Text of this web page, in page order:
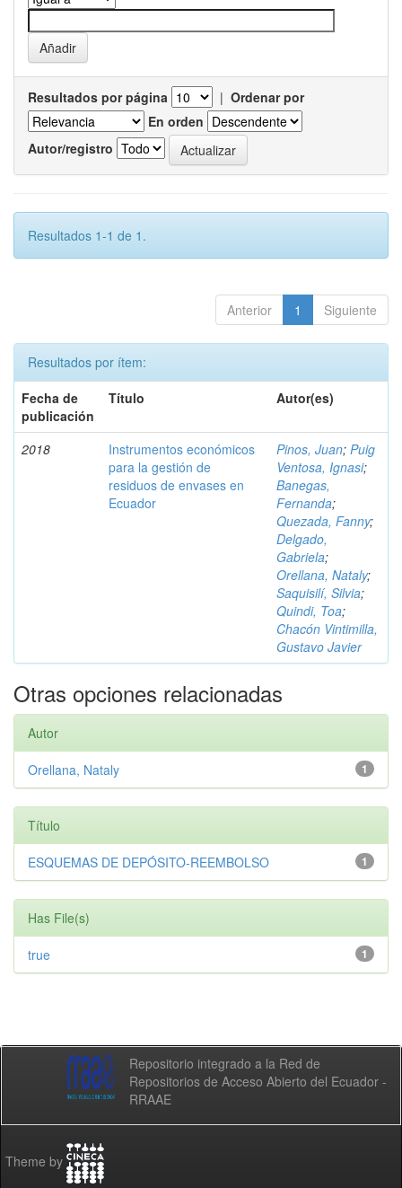
Resultados por página | Ordenar por
En orden
Autor/registro
Resultados 1-1 de 1.
Anterior 1 Siguiente
Resultados por ítem:
Fecha de
publicación
Título Autor(es)
2018
Instrumentos económicos
para la gestión de
residuos de envases en
Ecuador
Pinos, Juan; Puig
Ventosa, Ignasi;
Banegas,
Fernanda;
Quezada, Fanny;
Delgado,
Gabriela;
Orellana, Nataly;
Saquisilí, Silvia;
Quindi, Toa;
Chacón Vintimilla,
Gustavo Javier
Otras opciones relacionadas
Autor
1
Orellana, Nataly
Título
1
ESQUEMAS DE DEPÓSITO-REEMBOLSO
Has File(s)
1
true
Repositorio integrado a la Red de
Repositorios de Acceso Abierto del Ecuador -
RRAAE
Theme by